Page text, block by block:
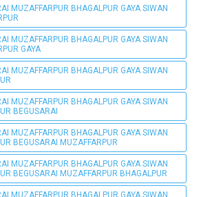
MUZAFFARPUR BHAGALPUR GAYA SIWAN
MUZAFFARPUR BHAGALPUR GAYA SIWAN
GAYA
MUZAFFARPUR BHAGALPUR GAYA SIWAN
MUZAFFARPUR BHAGALPUR GAYA SIWAN
BEGUSARAI
MUZAFFARPUR BHAGALPUR GAYA SIWAN
BEGUSARAI MUZAFFARPUR
MUZAFFARPUR BHAGALPUR GAYA SIWAN
BEGUSARAI MUZAFFARPUR BHAGALPUR
MUZAFFARPUR BHAGALPUR GAYA SIWAN